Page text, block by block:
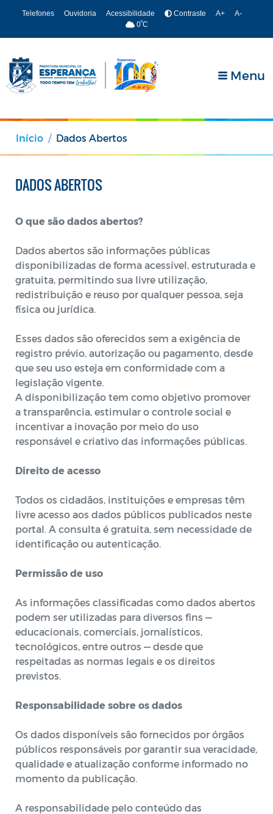
Telefones Ouvidoria Acessibilidade Contraste A+
A-
0ºC
Menu
Início Dados Abertos
DADOS ABERTOS
O que são dados abertos?
Dados abertos são informações públicas
disponibilizadas de forma acessível, estruturada e
gratuita, permitindo sua livre utilização,
redistribuição e reuso por qualquer pessoa, seja
física ou jurídica.
Esses dados são oferecidos sem a exigência de
registro prévio, autorização ou pagamento, desde
que seu uso esteja em conformidade com a
legislação vigente.
A disponibilização tem como objetivo promover
a transparência, estimular o controle social e
incentivar a inovação por meio do uso
responsável e criativo das informações públicas.
Direito de acesso
Todos os cidadãos, instituições e empresas têm
livre acesso aos dados públicos publicados neste
portal. A consulta é gratuita, sem necessidade de
identificação ou autenticação.
Permissão de uso
As informações classificadas como dados abertos
podem ser utilizadas para diversos fins —
educacionais, comerciais, jornalísticos,
tecnológicos, entre outros — desde que
respeitadas as normas legais e os direitos
previstos.
Responsabilidade sobre os dados
Os dados disponíveis são fornecidos por órgãos
públicos responsáveis por garantir sua veracidade,
qualidade e atualização conforme informado no
momento da publicação.
A responsabilidade pelo conteúdo das